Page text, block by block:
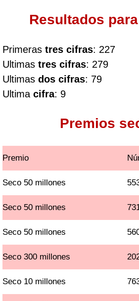
Resultados
Primeras tres cifras: 227
Ultimas tres cifras: 279
Ultimas dos cifras: 79
Ultima cifra: 9
Premios
Premio
Seco 50 millones
Seco 50 millones
Seco 50 millones
Seco 300 millones
Seco 10 millones